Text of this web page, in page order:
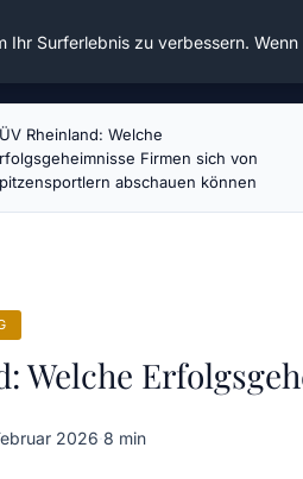
Rheinland: Welche
Firmen sich von
abschauen können
Welche
2026·8 min
Ihr Surferlebnis zu verbessern.